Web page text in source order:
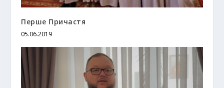
Перше Причастя
05.06.2019